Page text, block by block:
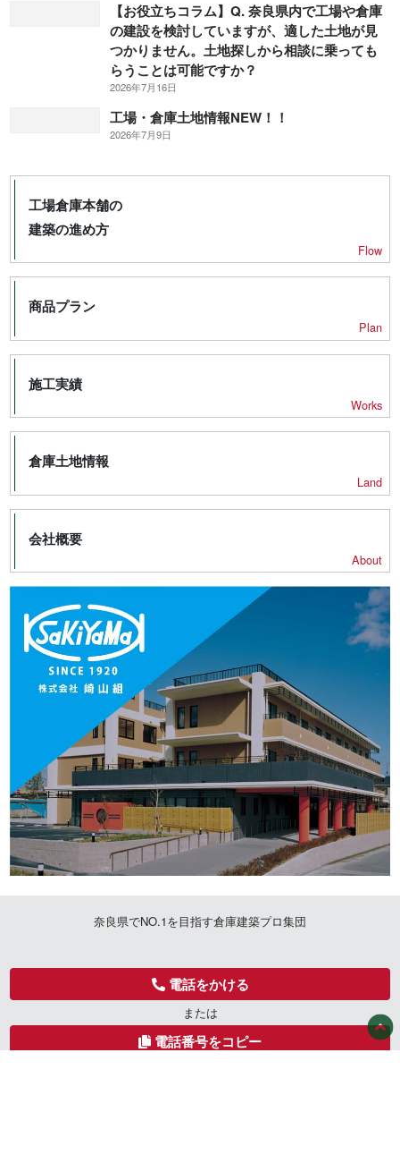
【お役立ちコラム】Q. 奈良県内で工場や倉庫
の建設を検討していますが、適した土地が見
つかりません。土地探しから相談に乗っても
らうことは可能ですか？
2026年7月16日
工場・倉庫土地情報NEW！！
2026年7月9日
工場倉庫本舗の
建築の進め方
Flow
商品プラン
Plan
施工実績
Works
倉庫土地情報
Land
会社概要
About
奈良県でNO.1を目指す倉庫建築プロ集団
電話をかける
または
電話番号をコピー